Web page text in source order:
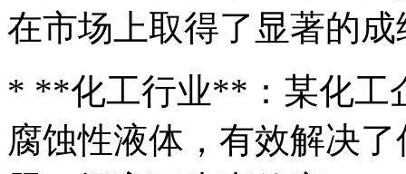
在市场上取得了显著的
* **化工行业**：某化工
腐蚀性液体，有效解决